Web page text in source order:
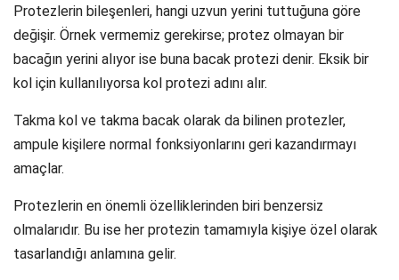
Protezlerin bileşenleri, hangi uzvun yerini tuttuğuna göre
değişir. Örnek vermemiz gerekirse; protez olmayan bir
bacağın yerini alıyor ise buna bacak protezi denir. Eksik bir
kol için kullanılıyorsa kol protezi adını alır.
Takma kol ve takma bacak olarak da bilinen protezler,
ampule kişilere normal fonksiyonlarını geri kazandırmayı
amaçlar.
Protezlerin en önemli özelliklerinden biri benzersiz
olmalarıdır. Bu ise her protezin tamamıyla kişiye özel olarak
tasarlandığı anlamına gelir.